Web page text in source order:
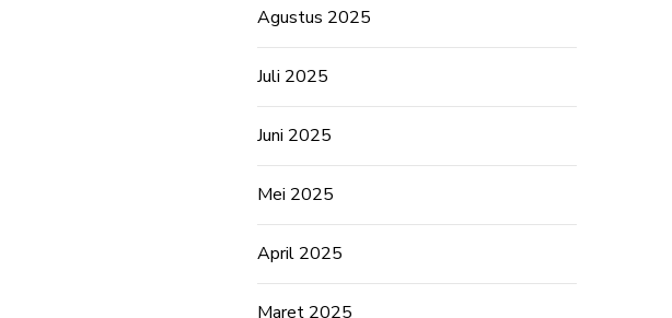
Agustus 2025
Juli 2025
Juni 2025
Mei 2025
April 2025
Maret 2025